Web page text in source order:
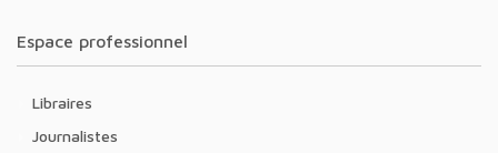
Espace professionnel
Libraires
Journalistes